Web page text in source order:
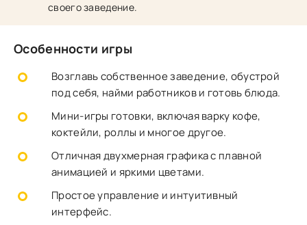
своего заведение.
Особенности игры
Возглавь собственное заведение, обустрой
под себя, найми работников и готовь блюда.
Мини-игры готовки, включая варку кофе,
коктейли, роллы и многое другое.
Отличная двухмерная графика с плавной
анимацией и яркими цветами.
Простое управление и интуитивный
интерфейс.